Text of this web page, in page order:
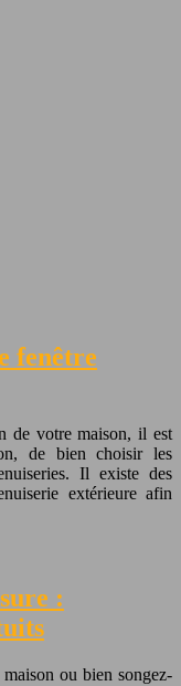
fenêtre
de votre maison, il est
de bien choisir les
Il existe des
extérieure afin
:
ou bien songez-